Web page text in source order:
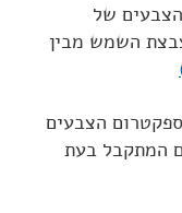
של
השמש מבין
הצבעים
המתקבל בעת